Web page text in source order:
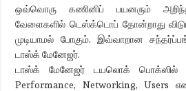
ஒவ்வொரு கணினிப் பயனரும்
வேளைகளில் டெஸ்க்டொப் தோன்றாது
முடியாமல் போகும். இவ்வாறான
டாஸ்க் மேனேஜர்.
டாஸ்க் மேனேஜர் டயலொக் பொக்ஸில்
Performance, Networking, Users